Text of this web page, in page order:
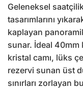
Geleneksel
tasarımlarını
kaplayan
sunar. İdeal 40mm
kristal camı, lüks
rezervi sunan üst
sınırları zorlayan